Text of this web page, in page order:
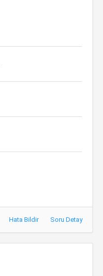
Hata Bildir Soru Detay